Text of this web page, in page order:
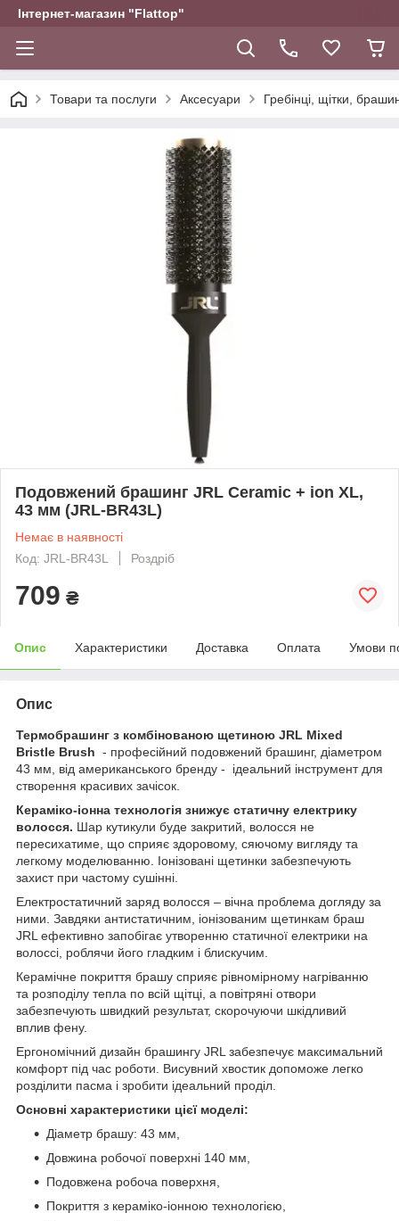
Інтернет-магазин "Flattop"
Товари та послуги Аксесуари Гребінці, щітки,
Подовжений брашинг JRL Ceramic + ion XL,
43 мм (JRL-BR43L)
Немає в наявності
Код: JRL-BR43L
Роздріб
709 ₴
Опис Характеристики Доставка Оплата Умови
Опис
Термобрашинг з комбінованою щетиною JRL Mixed
Bristle Brush - професійний подовжений брашинг, діаметром
43 мм, від американського бренду - ідеальний інструмент для
створення красивих зачісок.
Кераміко-іонна технологія знижує статичну електрику
волосся. Шар кутикули буде закритий, волосся не
пересихатиме, що сприяє здоровому, сяючому вигляду та
легкому моделюванню. Іонізовані щетинки забезпечують
захист при частому сушінні.
Електростатичний заряд волосся – вічна проблема догляду за
ними. Завдяки антистатичним, іонізованим щетинкам браш
JRL ефективно запобігає утворенню статичної електрики на
волоссі, роблячи його гладким і блискучим.
Керамічне покриття брашу сприяє рівномірному нагріванню
та розподілу тепла по всій щітці, а повітряні отвори
забезпечують швидкий результат, скорочуючи шкідливий
вплив фену.
Ергономічний дизайн брашингу JRL забезпечує максимальний
комфорт під час роботи. Висувний хвостик допоможе легко
розділити пасма і зробити ідеальний проділ.
Основні характеристики цієї моделі:
Діаметр брашу: 43 мм,
Довжина робочої поверхні 140 мм,
Подовжена робоча поверхня,
Покриття з кераміко-іонною технологією,